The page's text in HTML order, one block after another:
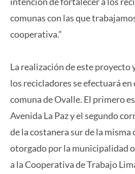
comunas con las que
cooperativa.”
La realización de este proyecto
los recicladores se efectuará en
comuna de Ovalle. El primero
Avenida La Paz y el segundo
de la costanera sur de la misma
otorgado por la municipalidad
a la Cooperativa de Trabajo